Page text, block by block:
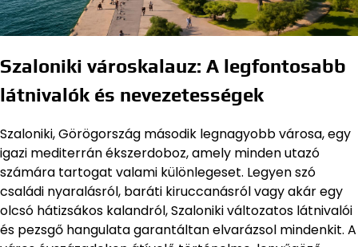
Szaloniki városkalauz: A legfontosabb
látnivalók és nevezetességek
Szaloniki, Görögország második legnagyobb városa, egy
igazi mediterrán ékszerdoboz, amely minden utazó
számára tartogat valami különlegeset. Legyen szó
családi nyaralásról, baráti kiruccanásról vagy akár egy
olcsó hátizsákos kalandról, Szaloniki változatos látnivalói
és pezsgő hangulata garantáltan elvarázsol mindenkit. A